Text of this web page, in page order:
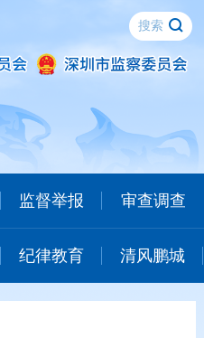
监督举报 审查调查
纪律教育 清风鹏城